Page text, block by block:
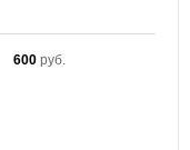
600 руб.